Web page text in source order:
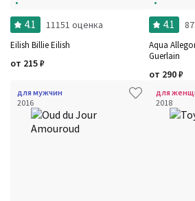
4.1 11151 оценка
Eilish Billie Eilish
от 215₽
4.1
Aqua
Guerlain
от 290₽
для мужчин
2016
для
2018